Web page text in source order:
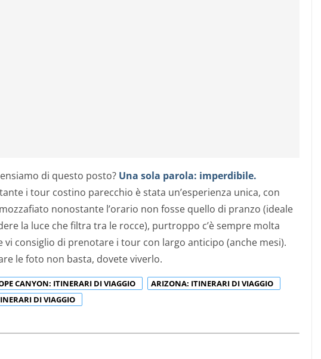
di questo posto? Una sola parola: imperdibile.
i tour costino parecchio è stata un’esperienza unica, con
nonostante l’orario non fosse quello di pranzo (ideale
la luce che filtra tra le rocce), purtroppo c’è sempre molta
vi consiglio di prenotare i tour con largo anticipo (anche mesi).
le foto non basta, dovete viverlo.​
CANYON: ITINERARI DI VIAGGIO
ARIZONA: ITINERARI DI VIAGGIO
DI VIAGGIO